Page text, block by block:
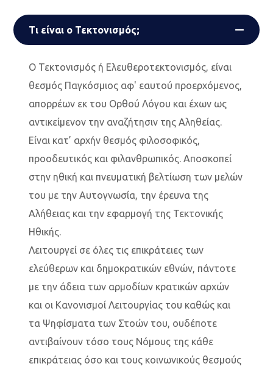
Τι είναι ο Τεκτονισμός;
Ο Τεκτονισμός ή Ελευθεροτεκτονισμός, είναι
θεσμός Παγκόσμιος αφ' εαυτού προερχόμενος,
απορρέων εκ του Ορθού Λόγου και έχων ως
αντικείμενον την αναζήτησιν της Αληθείας.
Είναι κατ’ αρχήν θεσμός φιλοσοφικός,
προοδευτικός και φιλανθρωπικός. Αποσκοπεί
στην ηθική και πνευματική βελτίωση των μελών
του με την Αυτογνωσία, την έρευνα της
Αλήθειας και την εφαρμογή της Τεκτονικής
Ηθικής.
Λειτουργεί σε όλες τις επικράτειες των
ελεύθερων και δημοκρατικών εθνών, πάντοτε
με την άδεια των αρμοδίων κρατικών αρχών
και οι Κανονισμοί Λειτουργίας του καθώς και
τα Ψηφίσματα των Στοών του, ουδέποτε
αντιβαίνουν τόσο τους Νόμους της κάθε
επικράτειας όσο και τους κοινωνικούς θεσμούς